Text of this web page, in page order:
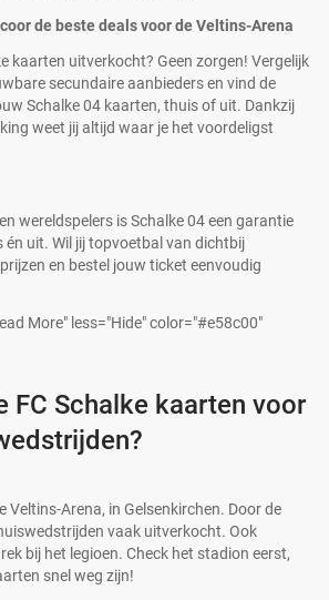
de beste deals voor de Veltins-Arena
kaarten uitverkocht? Geen zorgen! Vergelijk
secundaire aanbieders en vind de
Schalke 04 kaarten, thuis of uit. Dankzij
weet jij altijd waar je het voordeligst
wereldspelers is Schalke 04 een garantie
uit. Wil jij topvoetbal van dichtbij
en bestel jouw ticket eenvoudig
More" less="Hide" color="#e58c00"
FC Schalke kaarten voor
Veltins-Arena, in Gelsenkirchen. Door de
vaak uitverkocht. Ook
bij het legioen. Check het stadion eerst,
snel weg zijn!